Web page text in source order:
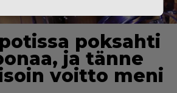
poksahti
ja tänne
voitto meni